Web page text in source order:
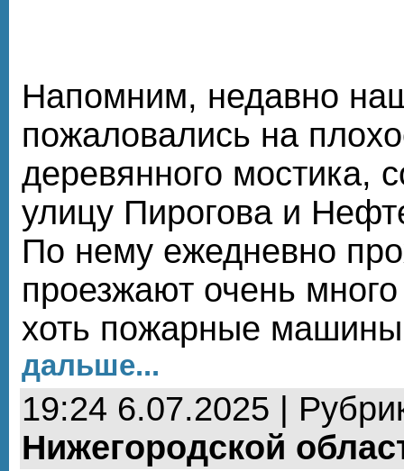
Напомним, недавно
пожаловались на
деревянного мостика,
улицу Пирогова и
По нему ежедневно
проезжают очень
хоть пожарные
дальше...
19:24 6.07.2025 |
Нижегородской